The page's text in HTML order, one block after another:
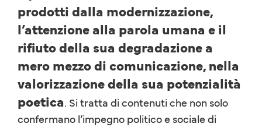
prodotti dalla modernizzazione,
l’attenzione alla parola umana e il
rifiuto della sua degradazione a
mero mezzo di comunicazione, nella
valorizzazione della sua potenzialità
poetica. Si tratta di contenuti che non solo
confermano l’impegno politico e sociale di